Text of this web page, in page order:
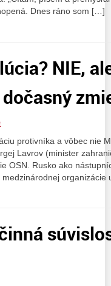
Dnes ráno som […]
NIE,
protivníka a vôbec nie
Lavrov (minister
OSN. Rusko ako